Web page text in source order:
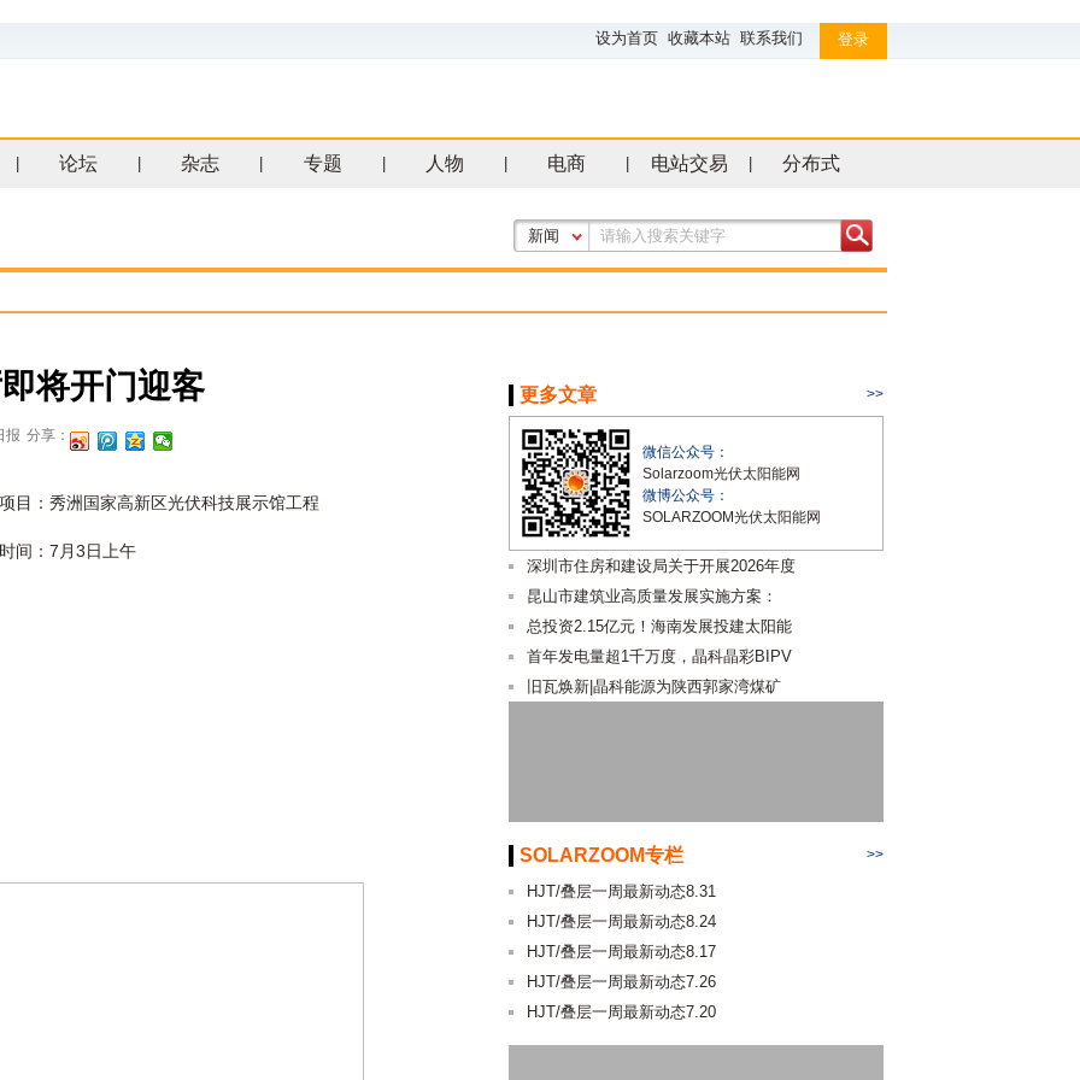
设为首页 收藏本站 联系我们 登录
论坛 杂志 专题 人物 电商 电站交易 分布式
新闻
将开门迎客
报 分享：
目：秀洲国家高新区光伏科技展示馆工程
间：7月3日上午
更多文章 >>
微信公众号：
Solarzoom光伏太阳能网
微博公众号：
SOLARZOOM光伏太阳能网
深圳市住房和建设局关于开展2026年度
昆山市建筑业高质量发展实施方案：
总投资2.15亿元！海南发展投建太阳能
首年发电量超1千万度，晶科晶彩BIPV
旧瓦焕新|晶科能源为陕西郭家湾煤矿
SOLARZOOM专栏 >>
HJT/叠层一周最新动态8.31
HJT/叠层一周最新动态8.24
HJT/叠层一周最新动态8.17
HJT/叠层一周最新动态7.26
HJT/叠层一周最新动态7.20